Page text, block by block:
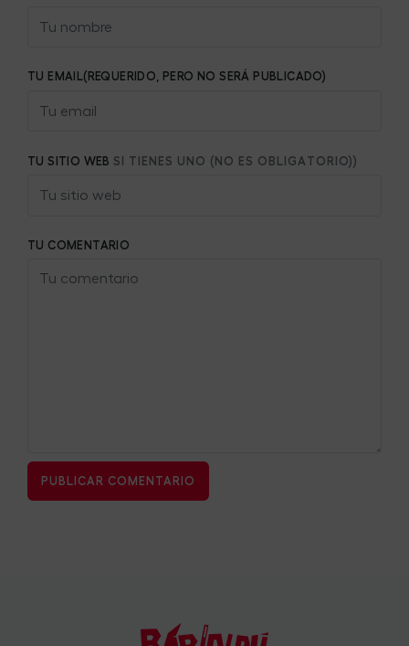
TU EMAIL(REQUERIDO, PERO NO SERÁ PUBLICADO)
TU SITIO WEB SI TIENES UNO (NO ES OBLIGATORIO))
TU COMENTARIO